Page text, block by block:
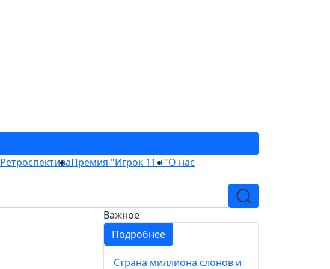
РетроспективаПремия "Игрок 11 +"О нас
Важное
Подробнее
Страна миллиона слонов и